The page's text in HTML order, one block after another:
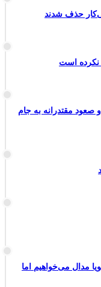
نکرده است
صعود مقتدرانه به جام
مدال می‌خواهیم اما